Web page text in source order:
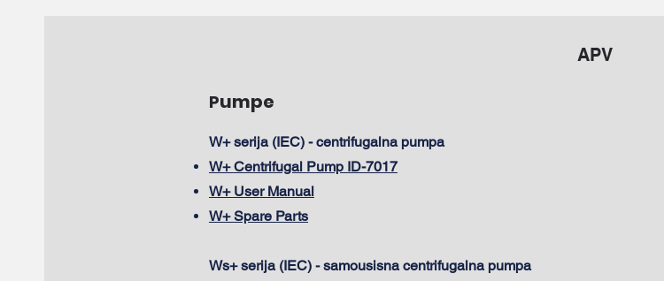
APV
Pumpe
W+ serija (IEC) - centrifugalna pumpa
W+ Centrifugal Pump ID-7017
W+ User Manual
W+ Spare Parts
Ws+ serija (IEC) - samousisna centrifugalna pumpa